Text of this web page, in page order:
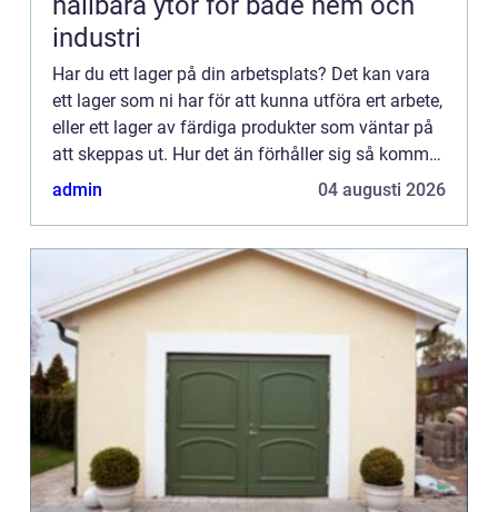
industri
Har du ett lager på din arbetsplats? Det kan vara
ett lager som ni har för att kunna utföra ert arbete,
eller ett lager av färdiga produkter som väntar på
att skeppas ut. Hur det än förhåller sig så kommer
ni behöva någon som arbetar med lagret, när ...
admin 04 augusti 2026